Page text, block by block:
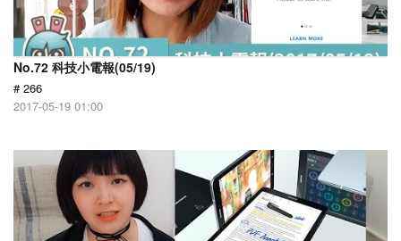
No.72 科技小電報(05/19)
# 266
2017-05-19 01:00